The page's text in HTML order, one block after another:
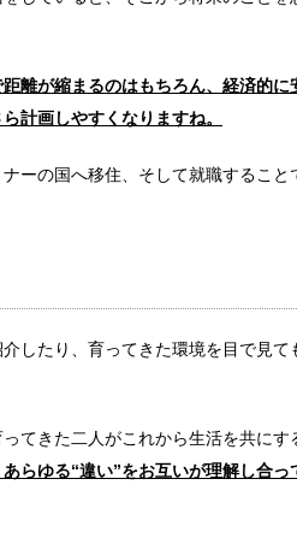
たりの売上!?生き残る為に重要
性にとって、家事について口うるさい
歴書に書くか迷ったら・・迷わ
離が縮まるのはもちろん、経済的
計画しやすくなりますね。
ーの国へ移住、そして就職するこ
介したり、育ってきた環境を目で見
てきた二人がこれから生活を共にす
らゆる“違い”をお互いが理解し合